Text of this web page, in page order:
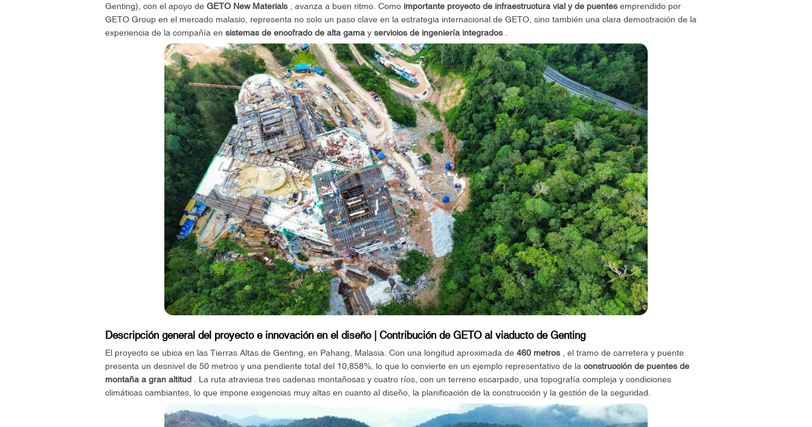
Genting), con el apoyo de GETO New Materials, avanza a buen ritmo. Como importante proyecto de infraestructura vial y de puentesemprendido por
GETO Group en el mercado malasio, representa no solo un paso clave en la estrategia internacional de GETO, sino también una clara demostración de la
experiencia de la compañía en sistemas de encofrado de alta gamay servicios de ingeniería integrados.
Descripción general del proyecto e innovación en el diseño | Contribución de GETO al viaducto de Genting
El proyecto se ubica en las Tierras Altas de Genting, en Pahang, Malasia. Con una longitud aproximada de 460 metros, el tramo de carretera y puente
presenta un desnivel de 50 metros y una pendiente total del 10,858%, lo que lo convierte en un ejemplo representativo de la construcción de puentes de
montaña a gran altitud. La ruta atraviesa tres cadenas montañosas y cuatro ríos, con un terreno escarpado, una topografía compleja y condiciones
climáticas cambiantes, lo que impone exigencias muy altas en cuanto al diseño, la planificación de la construcción y la gestión de la seguridad.